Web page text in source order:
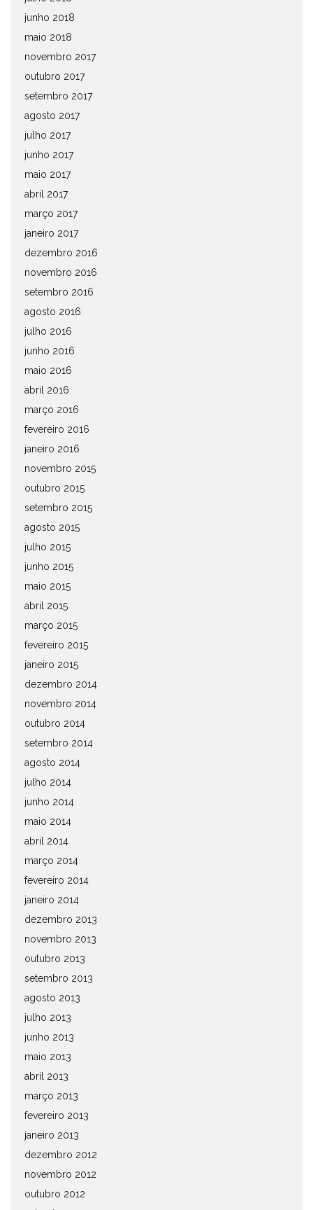
junho 2018
maio 2018
novembro 2017
outubro 2017
setembro 2017
agosto 2017
julho 2017
junho 2017
maio 2017
abril 2017
março 2017
janeiro 2017
dezembro 2016
novembro 2016
setembro 2016
agosto 2016
julho 2016
junho 2016
maio 2016
abril 2016
março 2016
fevereiro 2016
janeiro 2016
novembro 2015
outubro 2015
setembro 2015
agosto 2015
julho 2015
junho 2015
maio 2015
abril 2015
março 2015
fevereiro 2015
janeiro 2015
dezembro 2014
novembro 2014
outubro 2014
setembro 2014
agosto 2014
julho 2014
junho 2014
maio 2014
abril 2014
março 2014
fevereiro 2014
janeiro 2014
dezembro 2013
novembro 2013
outubro 2013
setembro 2013
agosto 2013
julho 2013
junho 2013
maio 2013
abril 2013
março 2013
fevereiro 2013
janeiro 2013
dezembro 2012
novembro 2012
outubro 2012